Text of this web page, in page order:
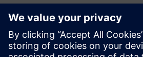
Utforsk
relaterte